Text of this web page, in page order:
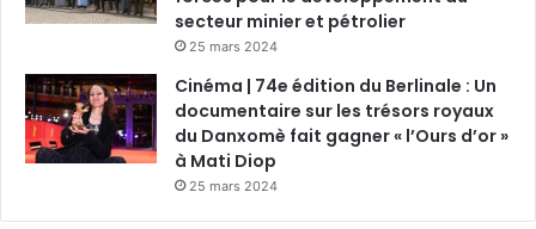
secteur minier et pétrolier
25 mars 2024
Cinéma | 74e édition du Berlinale : Un
documentaire sur les trésors royaux
du Danxomè fait gagner « l’Ours d’or »
à Mati Diop
25 mars 2024